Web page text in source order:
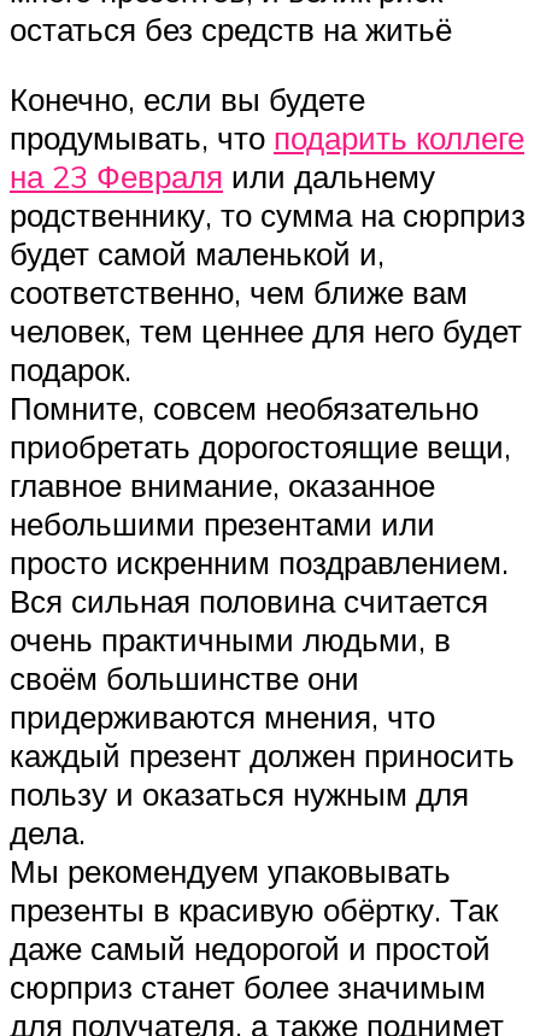
остаться без средств на житьё
Конечно, если вы будете
продумывать, что подарить коллеге
на 23 Февраля или дальнему
родственнику, то сумма на сюрприз
будет самой маленькой и,
соответственно, чем ближе вам
человек, тем ценнее для него будет
подарок.
Помните, совсем необязательно
приобретать дорогостоящие вещи,
главное внимание, оказанное
небольшими презентами или
просто искренним поздравлением.
Вся сильная половина считается
очень практичными людьми, в
своём большинстве они
придерживаются мнения, что
каждый презент должен приносить
пользу и оказаться нужным для
дела.
Мы рекомендуем упаковывать
презенты в красивую обёртку. Так
даже самый недорогой и простой
сюрприз станет более значимым
для получателя, а также поднимет